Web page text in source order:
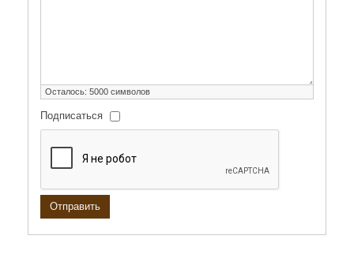
Осталось: 5000 символов
Подписаться
Отправить